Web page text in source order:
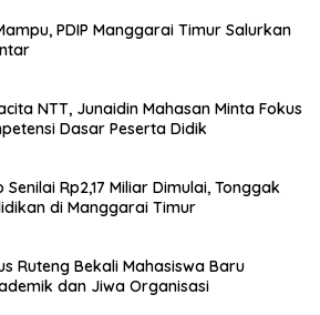
PDIP Manggarai Timur Salurkan
NTT, Junaidin Mahasan Minta Fokus
Dasar Peserta Didik
Senilai Rp2,17 Miliar Dimulai, Tonggak
di Manggarai Timur
Ruteng Bekali Mahasiswa Baru
dan Jiwa Organisasi